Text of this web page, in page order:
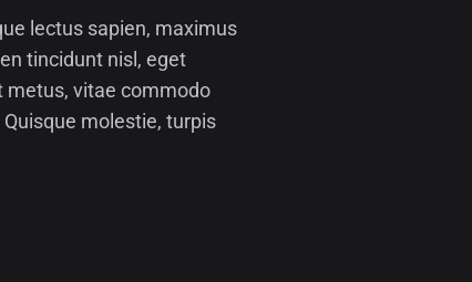
lectus sapien, maximus
tincidunt nisl, eget
metus, vitae commodo
molestie, turpis